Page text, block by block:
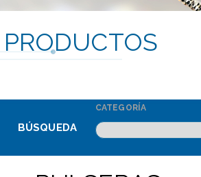
PRODUCTOS
CATEGORÍA
BÚSQUEDA